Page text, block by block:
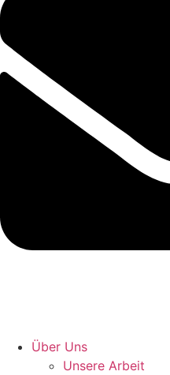
Über Uns
Unsere Arbeit